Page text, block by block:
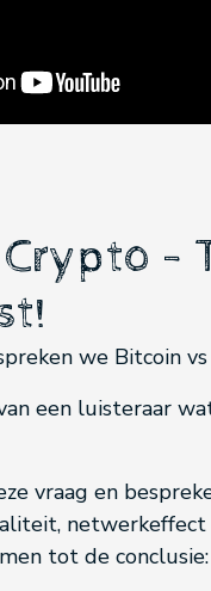
-
we Bitcoin
een luisteraar
vraag en
tot de